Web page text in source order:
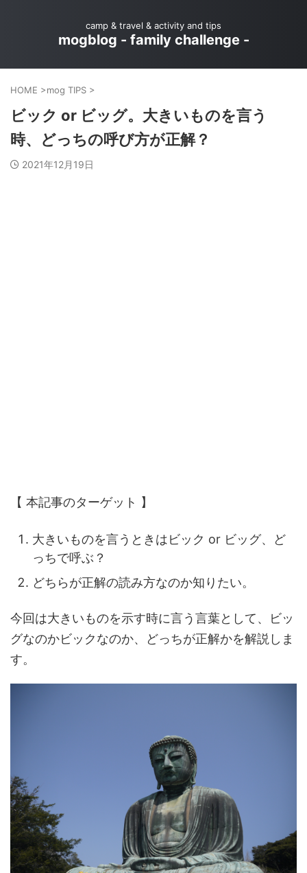
camp & travel & activity and tips
mogblog - family challenge -
HOME >mog TIPS >
ビック or ビッグ。大きいものを言う
時、どっちの呼び方が正解？
2021年12月19日
【 本記事のターゲット 】
大きいものを言うときはビック or ビッグ、ど
っちで呼ぶ？
どちらが正解の読み方なのか知りたい。
今回は大きいものを示す時に言う言葉として、ビッ
グなのかビックなのか、どっちが正解かを解説しま
す。